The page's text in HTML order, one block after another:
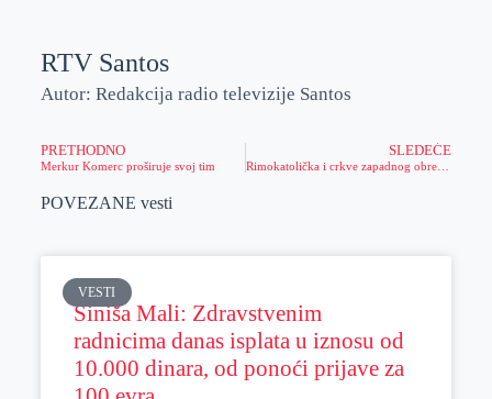
RTV Santos
Autor: Redakcija radio televizije Santos
PRETHODNO
Merkur Komerc proširuje svoj tim
SLEDEĆE
POVEZANE vesti
VESTI
Siniša Mali: Zdravstvenim
radnicima danas isplata u iznosu od
10.000 dinara, od ponoći prijave za